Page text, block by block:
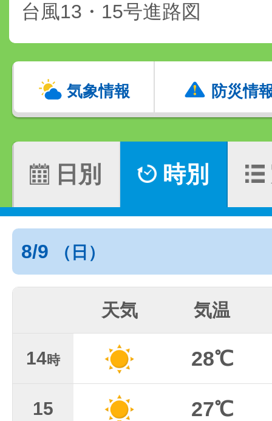
台風13・15号進路図
気象情報 防災情
日別 時別
8/9 （日）
天気 気温
14時 28℃
15 27℃